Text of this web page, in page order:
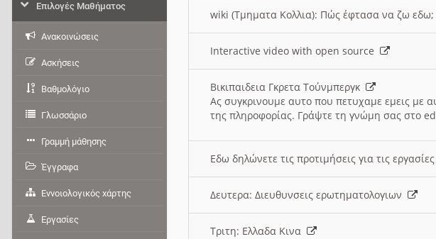
wiki (Τμηματα Κολλια): Πώς έφτασα να ζω
Interactive video with open source
Βικιπαιδεια Γκρετα Τούνμπεργκ
Ας συγκρινουμε αυτο που πετυχαμε εμεις με
της πληροφορίας. Γράψτε τη γνώμη σας στο
Εδω δηλώνετε τις προτιμήσεις για τις
Δευτερα: Διευθυνσεις ερωτηματολογιων
Τριτη: Ελλαδα Κινα
Επιλογές Μαθήματος
Ανακοινώσεις
Ασκήσεις
Βαθμολόγιο
Γλωσσάριο
Γραμμή μάθησης
Έγγραφα
Εννοιολογικός χάρτης
Εργασίες